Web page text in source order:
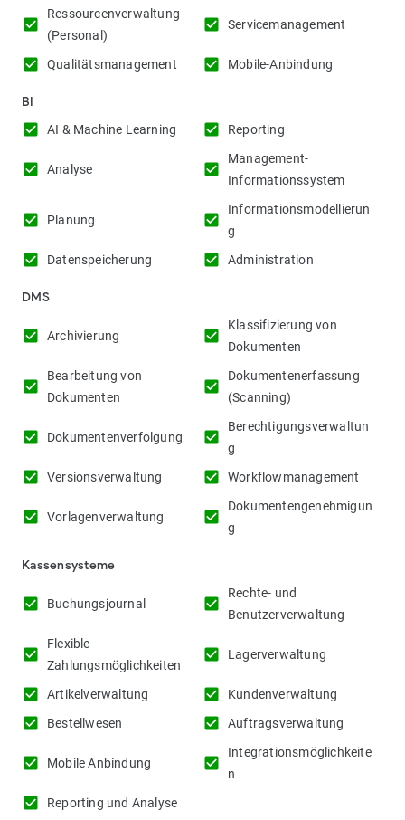
check_box
Ressourcenverwaltung
(Personal)
check_box Servicemanagement
check_box Qualitätsmanagement check_box Mobile-Anbindung
BI
check_box AI & Machine Learning check_box Reporting
check_box Analyse check_box
Management-
Informationssystem
check_box Planung check_box
Informationsmodellierun
g
check_box Datenspeicherung check_box Administration
DMS
check_box Archivierung check_box
Klassifizierung von
Dokumenten
check_box
Bearbeitung von
Dokumenten
check_box
Dokumentenerfassung
(Scanning)
check_box Dokumentenverfolgung check_box
Berechtigungsverwaltun
g
check_box Versionsverwaltung check_box Workflowmanagement
check_box Vorlagenverwaltung check_box
Dokumentengenehmigun
g
Kassensysteme
check_box Buchungsjournal check_box
Rechte- und
Benutzerverwaltung
check_box
Flexible
Zahlungsmöglichkeiten
check_box Lagerverwaltung
check_box Artikelverwaltung check_box Kundenverwaltung
check_box Bestellwesen check_box Auftragsverwaltung
check_box Mobile Anbindung check_box
Integrationsmöglichkeite
n
check_box Reporting und Analyse